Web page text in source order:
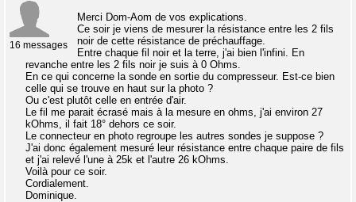
16 messages
Merci Dom-Aom de vos explications.
Ce soir je viens de mesurer la résistance entre les 2 fils
noir de cette résistance de préchauffage.
Entre chaque fil noir et la terre, j'ai bien l'infini. En
revanche entre les 2 fils noir je suis à 0 Ohms.
En ce qui concerne la sonde en sortie du compresseur. Est-ce bien
celle qui se trouve en haut sur la photo ?
Ou c'est plutôt celle en entrée d'air.
Le fil me parait écrasé mais à la mesure en ohms, j'ai environ 27
kOhms, il fait 18° dehors ce soir.
Le connecteur en photo regroupe les autres sondes je suppose ?
J'ai donc également mesuré leur résistance entre chaque paire de fils
et j'ai relevé l'une à 25k et l'autre 26 kOhms.
Voilà pour ce soir.
Cordialement.
Dominique.